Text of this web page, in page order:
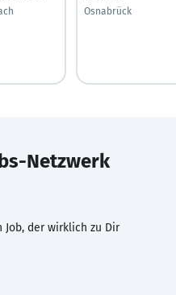
Osnabrück
Netzwerk
Job, der wirklich zu Dir